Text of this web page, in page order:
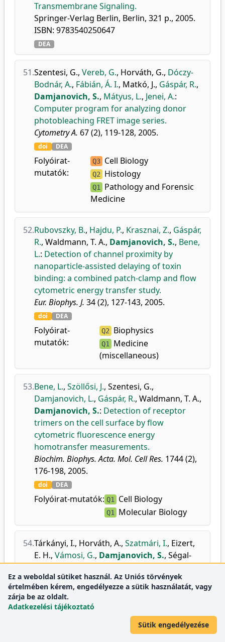
Transmembrane Signaling.
Springer-Verlag Berlin, Berlin, 321 p., 2005.
ISBN: 9783540250647
DEA
51.Szentesi, G., Vereb, G., Horváth, G., Dóczy-
Bodnár, A., Fábián, Á. I., Matkó, J., Gáspár, R.,
Damjanovich, S., Mátyus, L., Jenei, A.:
Computer program for analyzing donor
photobleaching FRET image series.
Cytometry A. 67 (2), 119-128, 2005.
doi DEA
Folyóirat-
mutatók:
Q3 Cell Biology
Q2 Histology
Q1 Pathology and Forensic
Medicine
52.Rubovszky, B., Hajdu, P., Krasznai, Z., Gáspár,
R., Waldmann, T. A., Damjanovich, S., Bene,
L.: Detection of channel proximity by
nanoparticle-assisted delaying of toxin
binding: a combined patch-clamp and flow
cytometric energy transfer study.
Eur. Biophys. J. 34 (2), 127-143, 2005.
doi DEA
Folyóirat-
mutatók:
Q2 Biophysics
Q1
Medicine
(miscellaneous)
53.Bene, L., Szöllősi, J., Szentesi, G.,
Damjanovich, L., Gáspár, R., Waldmann, T. A.,
Damjanovich, S.: Detection of receptor
trimers on the cell surface by flow
cytometric fluorescence energy
homotransfer measurements.
Biochim. Biophys. Acta. Mol. Cell Res. 1744 (2),
176-198, 2005.
doi DEA
Folyóirat-mutatók: Q1 Cell Biology
Q1 Molecular Biology
54.Tárkányi, I., Horváth, A., Szatmári, I., Eizert,
E. H., Vámosi, G., Damjanovich, S., Ségal-
Bendirdjian, E.,Aradi, J.:Inhibition of human
telomerase by oligonucleotide chimeras,
composed of an antisense moiety and a
chemically modified homo-oligonucleotide.
579 (6), 1411-1416, 2005.
Ez a weboldal sütiket használ. Az Uniós törvények
értelmében kérem, engedélyezze a sütik használatát, vagy
zárja be az oldalt.
Adatkezelési tájékoztató
Sütik engedélyezése